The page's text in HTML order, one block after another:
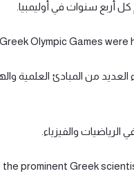
كل أربع سنوات في أوليمبيا.
من المبادئ العلمية
والفيزياء.